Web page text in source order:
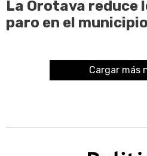
La Orotava reduce
paro en el municipio
Cargar más